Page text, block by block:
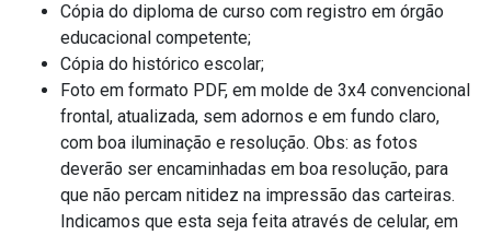
Cópia do diploma de curso com registro em órgão
educacional competente;
Cópia do histórico escolar;
Foto em formato PDF, em molde de 3x4 convencional
frontal, atualizada, sem adornos e em fundo claro,
com boa iluminação e resolução. Obs: as fotos
deverão ser encaminhadas em boa resolução, para
que não percam nitidez na impressão das carteiras.
Indicamos que esta seja feita através de celular, em